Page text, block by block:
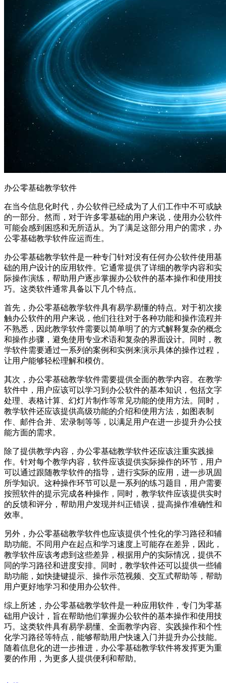
办公零基础教学软件
在当今信息化时代，办公软件已经成为了人们工作中不可或缺
的一部分。然而，对于许多零基础的用户来说，使用办公软件
可能会感到困惑和无所适从。为了满足这部分用户的需求，办
公零基础教学软件应运而生。
办公零基础教学软件是一种专门针对没有任何办公软件使用基
础的用户设计的应用软件。它通常提供了详细的教学内容和实
际操作演练，帮助用户逐步掌握办公软件的基本操作和使用技
巧。这类软件通常具备以下几个特点。
首先，办公零基础教学软件具有易学易懂的特点。对于初次接
触办公软件的用户来说，他们往往对于各种功能和操作流程并
不熟悉，因此教学软件需要以简单明了的方式解释复杂的概念
和操作步骤，避免使用专业术语和复杂的界面设计。同时，教
学软件需要通过一系列的案例和实例来演示具体的操作过程，
让用户能够轻松理解和模仿。
其次，办公零基础教学软件需要提供全面的教学内容。在教学
软件中，用户应该可以学习到办公软件的基本知识，包括文字
处理、表格计算、幻灯片制作等常见功能的使用方法。同时，
教学软件还应该提供高级功能的介绍和使用方法，如图表制
作、邮件合并、宏录制等等，以满足用户在进一步提升办公技
能方面的需求。
除了提供教学内容，办公零基础教学软件还应该注重实践操
作。针对每个教学内容，软件应该提供实际操作的环节，用户
可以通过跟随教学软件的指导，进行实际的应用，进一步巩固
所学知识。这种操作环节可以是一系列的练习题目，用户需要
按照软件的提示完成各种操作，同时，教学软件应该提供实时
的反馈和评分，帮助用户发现并纠正错误，提高操作准确性和
效率。
另外，办公零基础教学软件也应该提供个性化的学习路径和辅
助功能。不同用户在起点和学习速度上可能存在差异，因此，
教学软件应该考虑到这些差异，根据用户的实际情况，提供不
同的学习路径和进度安排。同时，教学软件还可以提供一些辅
助功能，如快捷键提示、操作示范视频、交互式帮助等，帮助
用户更好地学习和使用办公软件。
综上所述，办公零基础教学软件是一种应用软件，专门为零基
础用户设计，旨在帮助他们掌握办公软件的基本操作和使用技
巧。这类软件具有易学易懂、全面教学内容、实践操作和个性
化学习路径等特点，能够帮助用户快速入门并提升办公技能。
随着信息化的进一步推进，办公零基础教学软件将发挥更为重
要的作用，为更多人提供便利和帮助。